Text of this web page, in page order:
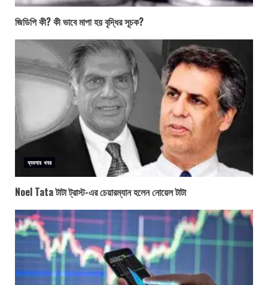
জিডিপি কী? কী ভাবে মাপা হয় বৃদ্ধির সূচক?
ব্যবসার খবর
Noel Tata টাটা ট্রাস্ট-এর চেয়ারম্যান হলেন নোয়েল টাটা